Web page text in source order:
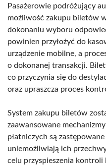
Pasażerowie podróżujący
możliwość zakupu biletów
dokonaniu wyboru
powinien przyłożyć do
urządzenie mobilne, a
o dokonanej transakcji.
co przyczynia się do
oraz upraszcza proces
System zakupu biletów
zaawansowane
płatniczych są
uniemożliwiają ich
celu przyspieszenia